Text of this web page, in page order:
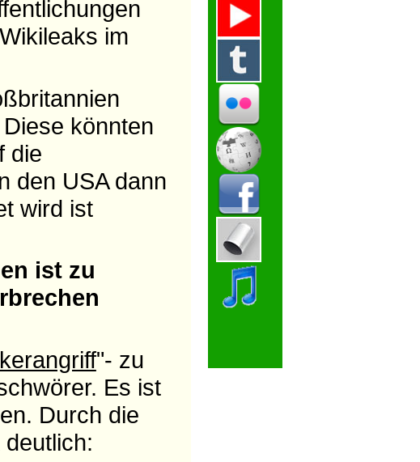
im
könnten
die
den USA dann
wird ist
ist zu
"- zu
Es ist
Durch die